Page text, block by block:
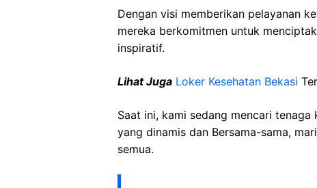
Dengan visi memberikan pelayanan
mereka berkomitmen untuk
inspiratif.
Lihat Juga Loker Kesehatan Bekasi
Saat ini, kami sedang mencari tenaga
yang dinamis dan Bersama-sama,
semua.